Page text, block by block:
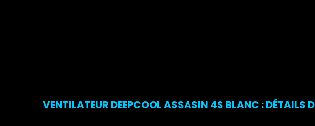
VENTILATEUR DEEPCOOL ASSASIN 4S BLANC : DÉTAILS